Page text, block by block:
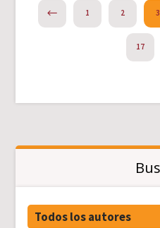
PREVIOUS1 2 3
17
Todos los autores